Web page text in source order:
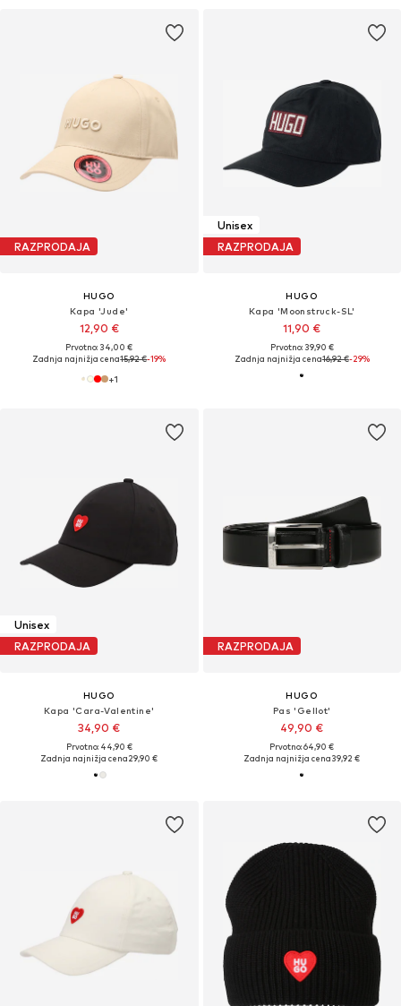
RAZPRODAJA
HUGO
Kapa 'Jude'
12,90 €
Prvotno: 34,00 €
Zadnja najnižja cena15,92 €-19%
+1
Unisex
RAZPRODAJA
HUGO
Kapa 'Moonstruck-SL'
11,90 €
Prvotno: 39,90 €
Zadnja najnižja cena16,92 €-29%
Unisex
RAZPRODAJA
HUGO
Kapa 'Cara-Valentine'
34,90 €
Prvotno: 44,90 €
Zadnja najnižja cena29,90 €
RAZPRODAJA
HUGO
Pas 'Gellot'
49,90 €
Prvotno: 64,90 €
Zadnja najnižja cena39,92 €